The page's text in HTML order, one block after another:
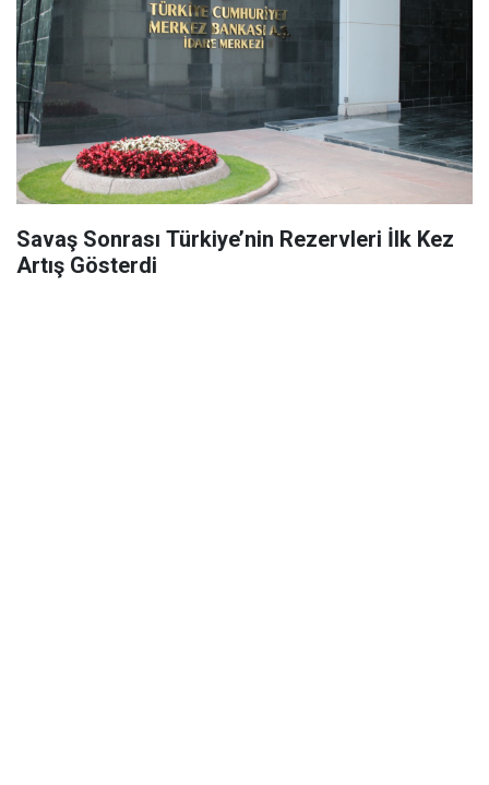
Savaş Sonrası Türkiye’nin Rezervleri İlk Kez
Artış Gösterdi